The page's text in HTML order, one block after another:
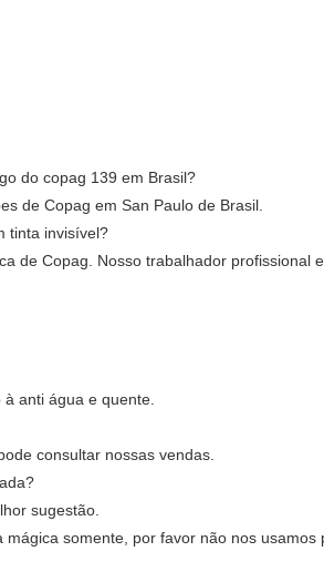
do copag 139 em Brasil?
de Copag em San Paulo de Brasil.
tinta invisível?
de Copag. Nosso trabalhador profissional
anti água e quente.
consultar nossas vendas.
sugestão.
somente, por favor não nos